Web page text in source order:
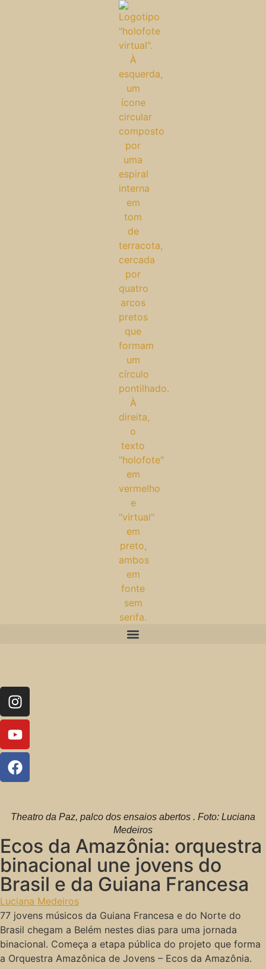
Theatro da Paz, palco dos ensaios abertos . Foto: Luciana
Medeiros
Ecos da Amazônia: orquestra
binacional une jovens do
Brasil e da Guiana Francesa
Luciana Medeiros
77 jovens músicos da Guiana Francesa e do Norte do
Brasil chegam a Belém nestes dias para uma jornada
binacional. Começa a etapa pública do projeto que forma
a Orquestra Amazônica de Jovens – Ecos da Amazônia.